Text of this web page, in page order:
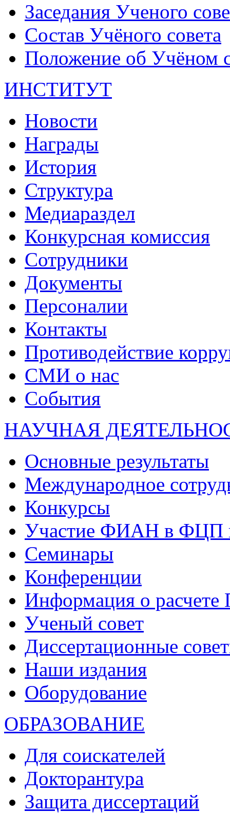
Заседания Ученого
Состав Учёного совета
Положение об Учёном
ИНСТИТУТ
Новости
Награды
История
Структура
Медиараздел
Конкурсная комиссия
Сотрудники
Документы
Персоналии
Контакты
Противодействие
СМИ о нас
События
НАУЧНАЯ
Основные результаты
Международное
Конкурсы
Участие ФИАН в ФЦП
Семинары
Конференции
Информация о
Ученый совет
Диссертационные
Наши издания
Оборудование
ОБРАЗОВАНИЕ
Для соискателей
Докторантура
Защита диссертаций